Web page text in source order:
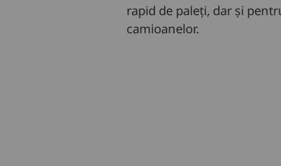
rapid de paleți, dar și
camioanelor.